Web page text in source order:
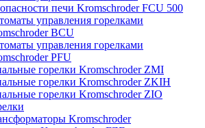
печи Kromschroder FCU 500
управления горелками
BCU
управления горелками
PFU
горелки Kromschroder ZМI
горелки Kromschroder ZKIH
горелки Kromschroder ZIO
Kromschroder